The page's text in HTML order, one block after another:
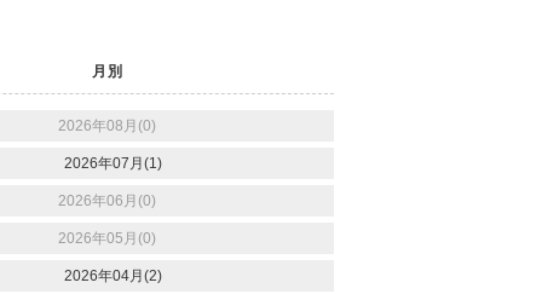
月別
2026年08月(0)
2026年07月(1)
2026年06月(0)
2026年05月(0)
2026年04月(2)